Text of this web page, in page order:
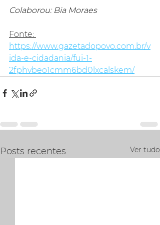
Colaborou: Bia Moraes
Fonte:
https://www.gazetadopovo.com.br/v
ida-e-cidadania/fui-1-
2fphvbeo1cmm6bd0lxcalskem/
Posts recentes Ver tudo